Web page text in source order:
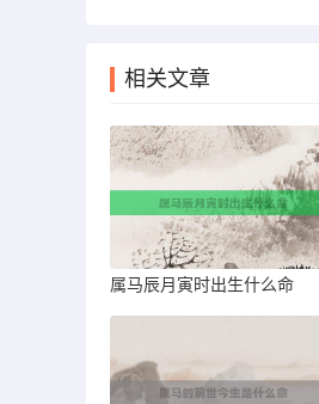
相关文章
属马辰月寅时出生什么命